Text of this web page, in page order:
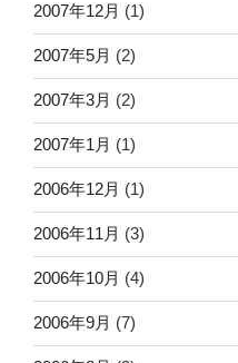
2007年12月 (1)
2007年5月 (2)
2007年3月 (2)
2007年1月 (1)
2006年12月 (1)
2006年11月 (3)
2006年10月 (4)
2006年9月 (7)